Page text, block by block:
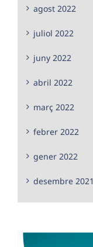
agost 2022
juliol 2022
juny 2022
abril 2022
març 2022
febrer 2022
gener 2022
desembre 2021